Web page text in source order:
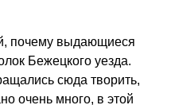
почему выдающиеся
Бежецкого уезда.
сюда творить,
очень много, в этой